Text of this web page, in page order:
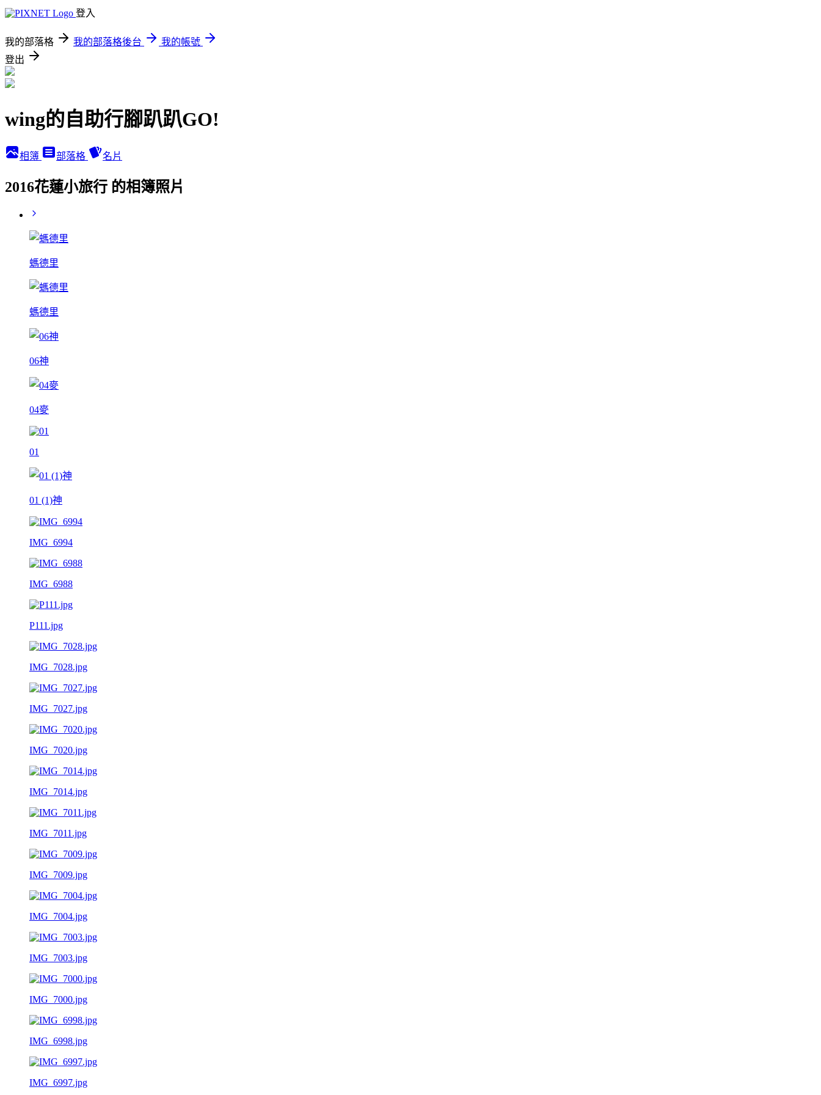
登入
我的部落格 我的部落格後台
我的帳號
登出
wing的自助行腳趴趴GO!
相簿 部落格 名片
2016花蓮小旅行 的相簿照片
螞德里
螞德里
06神
04麥
01
01 (1)神
IMG_6994
IMG_6988
P111.jpg
IMG_7028.jpg
IMG_7027.jpg
IMG_7020.jpg
IMG_7014.jpg
IMG_7011.jpg
IMG_7009.jpg
IMG_7004.jpg
IMG_7003.jpg
IMG_7000.jpg
IMG_6998.jpg
IMG_6997.jpg